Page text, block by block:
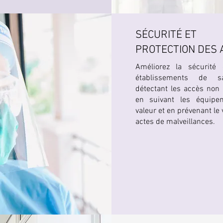
SÉCURITÉ ET
PROTECTION DES
Améliorez la sécurité
établissements de
détectant les accès non
en suivant les
valeur et en prévenant le
actes de malveillances.